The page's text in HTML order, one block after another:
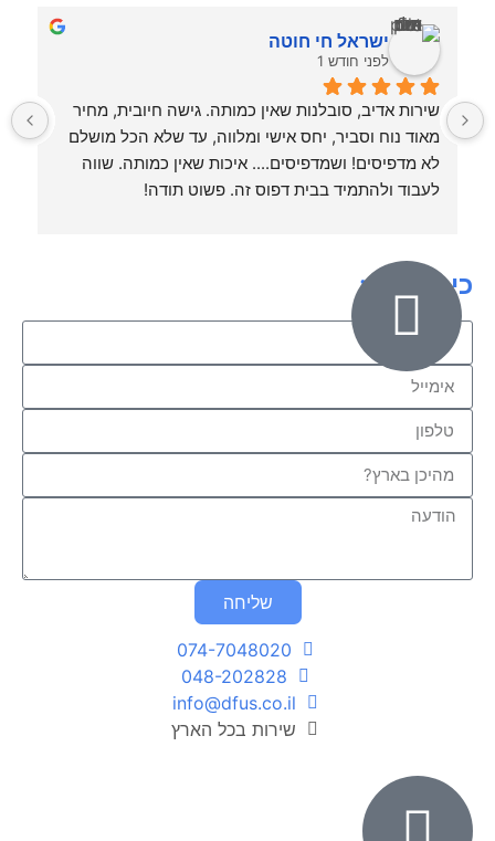
ישראל חי חוטה
לפני חודש 1
שירות אדיב, סובלנות שאין כמותה. גישה חיובית, מחיר
מאוד נוח וסביר, יחס אישי ומלווה, עד שלא הכל מושלם
לא מדפיסים! ושמדפיסים.... איכות שאין כמותה. שווה
לעבוד ולהתמיד בבית דפוס זה. פשוט תודה!
כיתבו לנו:
שליחה
074-7048020
048-202828
info@dfus.co.il
שירות בכל הארץ